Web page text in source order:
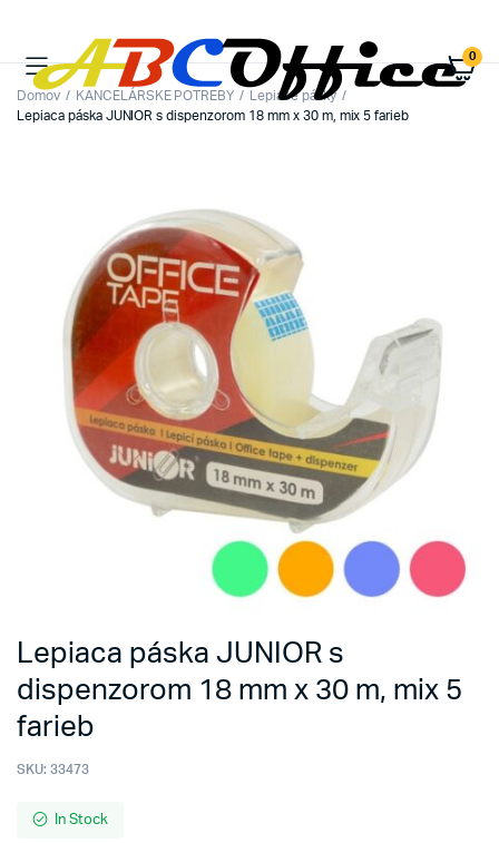
0
Domov KANCELÁRSKE POTREBY
Lepiace pásky
Lepiaca páska JUNIOR s dispenzorom 18 mm x 30 m, mix 5 farieb
Lepiaca páska JUNIOR s
dispenzorom 18 mm x 30 m, mix 5
farieb
SKU: 33473
In Stock